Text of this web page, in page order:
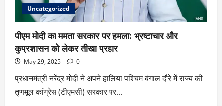
Uncategorized
पीएम मोदी का ममता सरकार पर हमला: भ्रष्टाचार और
कुप्रशासन को लेकर तीखा प्रहार
May 29, 2025 0
प्रधानमंत्री नरेंद्र मोदी ने अपने हालिया पश्चिम बंगाल दौरे में राज्य की
तृणमूल कांग्रेस (टीएमसी) सरकार पर...